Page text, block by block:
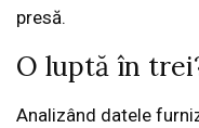
presă.
O luptă în
Analizând datele